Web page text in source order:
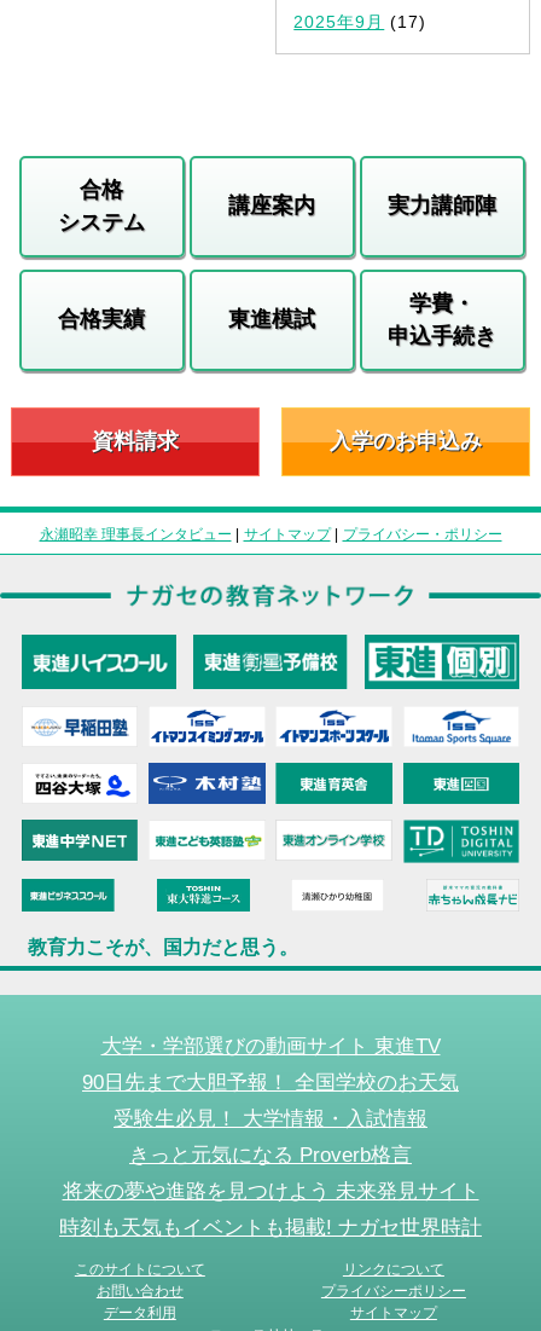
2025年9月 (17)
合格
システム
講座案内 実力講師陣
合格実績 東進模試
学費・
申込手続き
資料請求 入学のお申込み
永瀬昭幸 理事長インタビュー | サイトマップ| プライバシー・ポリシー
教育力こそが、国力だと思う。
大学・学部選びの動画サイト 東進TV
90日先まで大胆予報！ 全国学校のお天気
受験生必見！ 大学情報・入試情報
きっと元気になる Proverb格言
将来の夢や進路を見つけよう 未来発見サイト
時刻も天気もイベントも掲載! ナガセ世界時計
このサイトについて
リンクについて
お問い合わせ
プライバシーポリシー
データ利用
サイトマップ